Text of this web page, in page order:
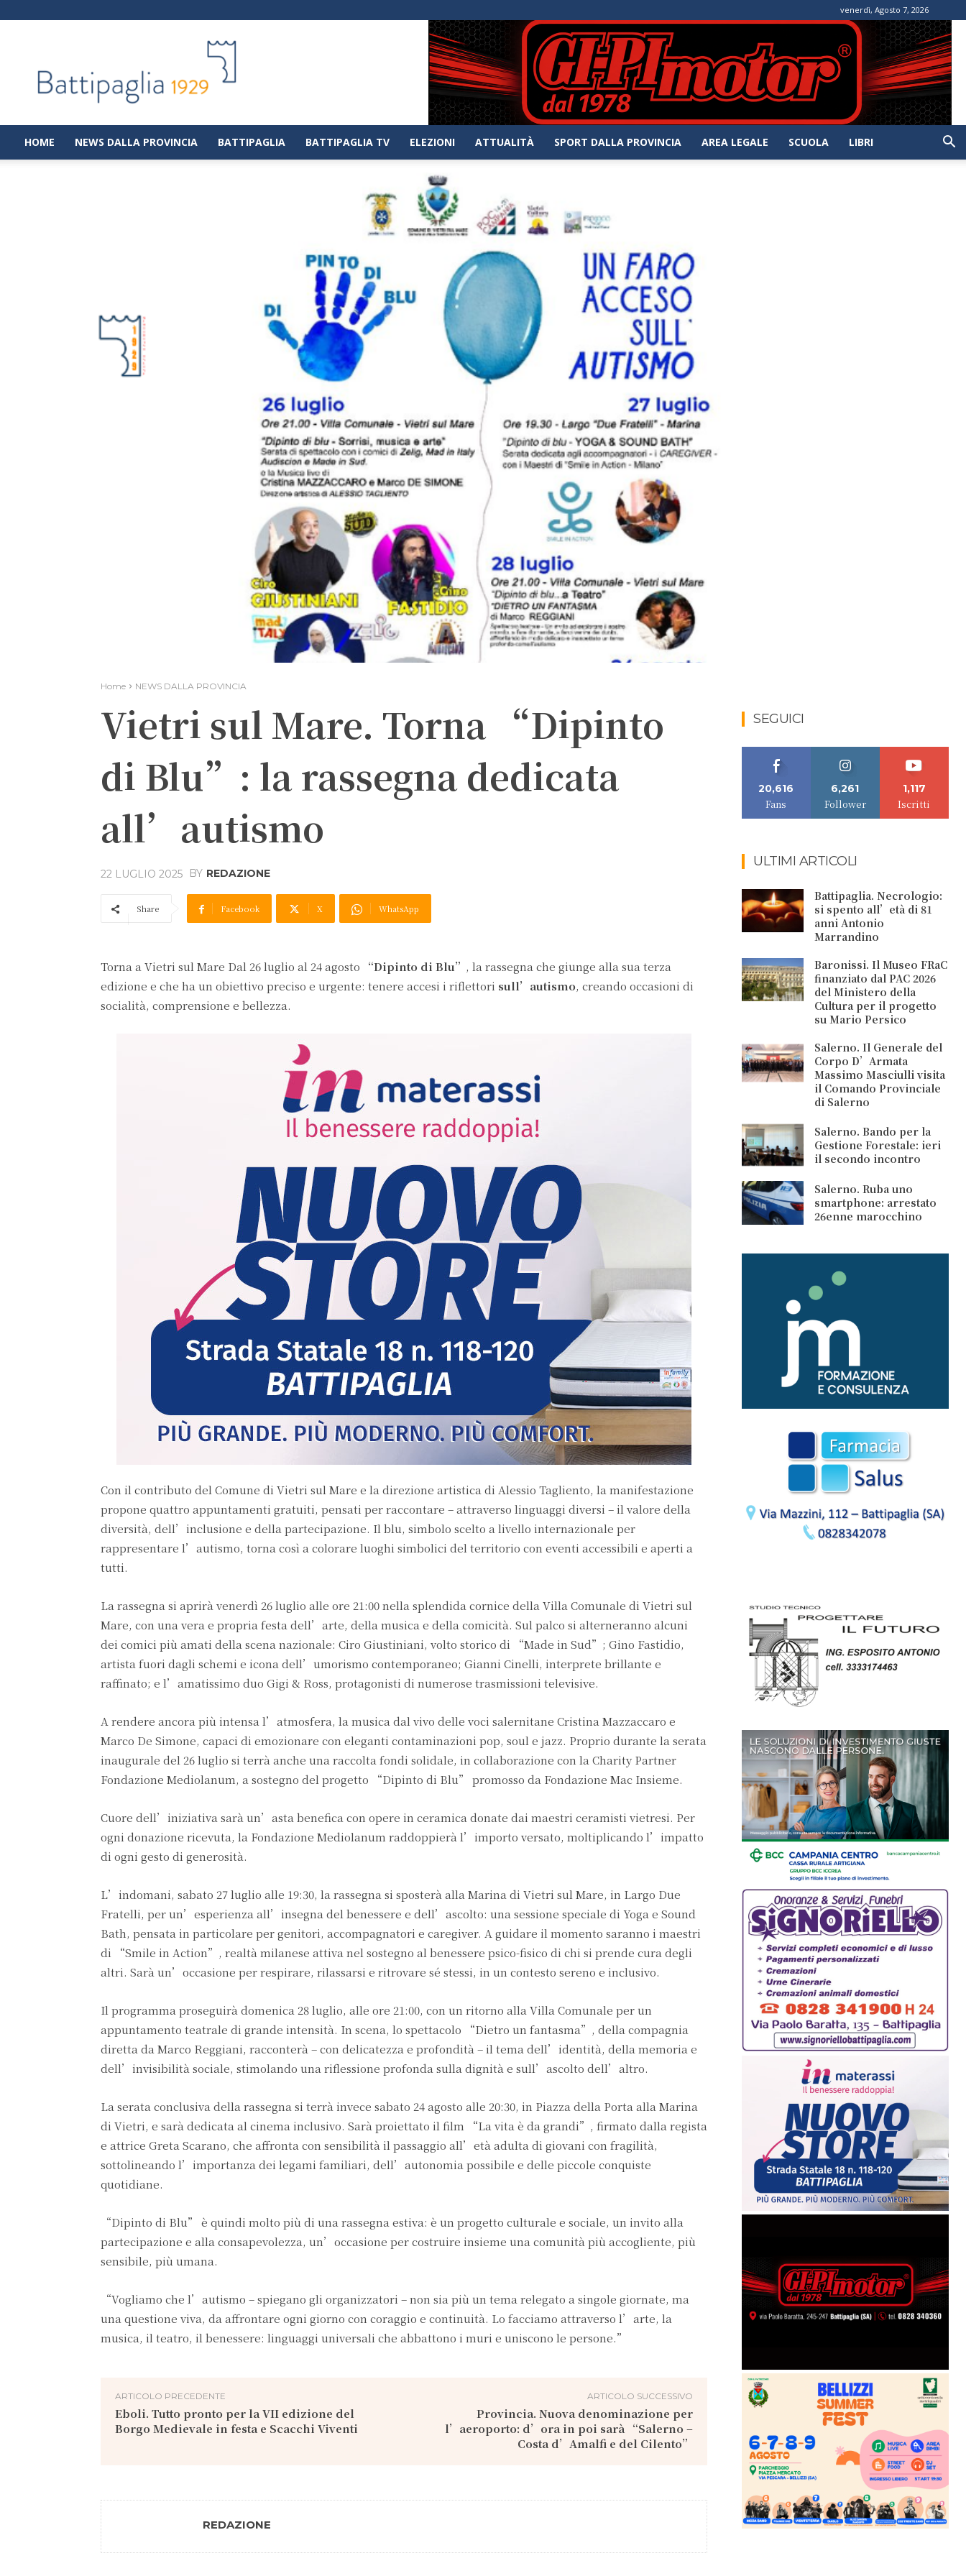
venerdì, Agosto 7, 2026
|
Notizie
dalla
città
di
HOME NEWS DALLA PROVINCIA BATTIPAGLIA BATTIPAGLIA TV ELEZIONI ATTUALITÀ SPORT DALLA PROVINCIA AREA LEGALE SCUOLA LIBRI
Home NEWS DALLA PROVINCIA
Vietri sul Mare. Torna “Dipinto
di Blu”: la rassegna dedicata
all’autismo
22 LUGLIO 2025 BY REDAZIONE
Share Facebook X WhatsApp
Torna a Vietri sul Mare Dal 26 luglio al 24 agosto “Dipinto di Blu” , la rassegna che giunge alla sua terza
edizione e che ha un obiettivo preciso e urgente: tenere accesi i riflettori sull’autismo, creando occasioni di
socialità, comprensione e bellezza.
Con il contributo del Comune di Vietri sul Mare e la direzione artistica di Alessio Tagliento, la manifestazione
propone quattro appuntamenti gratuiti, pensati per raccontare – attraverso linguaggi diversi – il valore della
diversità, dell’inclusione e della partecipazione. Il blu, simbolo scelto a livello internazionale per
rappresentare l’autismo, torna così a colorare luoghi simbolici del territorio con eventi accessibili e aperti a
tutti.
La rassegna si aprirà venerdì 26 luglio alle ore 21:00 nella splendida cornice della Villa Comunale di Vietri sul
Mare, con una vera e propria festa dell’arte, della musica e della comicità. Sul palco si alterneranno alcuni
dei comici più amati della scena nazionale: Ciro Giustiniani, volto storico di “Made in Sud”; Gino Fastidio,
artista fuori dagli schemi e icona dell’umorismo contemporaneo; Gianni Cinelli, interprete brillante e
raffinato; e l’amatissimo duo Gigi & Ross, protagonisti di numerose trasmissioni televisive.
A rendere ancora più intensa l’atmosfera, la musica dal vivo delle voci salernitane Cristina Mazzaccaro e
Marco De Simone, capaci di emozionare con eleganti contaminazioni pop, soul e jazz. Proprio durante la serata
inaugurale del 26 luglio si terrà anche una raccolta fondi solidale, in collaborazione con la Charity Partner
Fondazione Mediolanum, a sostegno del progetto “Dipinto di Blu” promosso da Fondazione Mac Insieme.
Cuore dell’iniziativa sarà un’asta benefica con opere in ceramica donate dai maestri ceramisti vietresi. Per
ogni donazione ricevuta, la Fondazione Mediolanum raddoppierà l’importo versato, moltiplicando l’impatto
di ogni gesto di generosità.
L’indomani, sabato 27 luglio alle 19:30, la rassegna si sposterà alla Marina di Vietri sul Mare, in Largo Due
Fratelli, per un’esperienza all’insegna del benessere e dell’ascolto: una sessione speciale di Yoga e Sound
Bath, pensata in particolare per genitori, accompagnatori e caregiver. A guidare il momento saranno i maestri
di “Smile in Action”, realtà milanese attiva nel sostegno al benessere psico-fisico di chi si prende cura degli
altri. Sarà un’occasione per respirare, rilassarsi e ritrovare sé stessi, in un contesto sereno e inclusivo.
Il programma proseguirà domenica 28 luglio, alle ore 21:00, con un ritorno alla Villa Comunale per un
appuntamento teatrale di grande intensità. In scena, lo spettacolo “Dietro un fantasma”, della compagnia
diretta da Marco Reggiani, racconterà – con delicatezza e profondità – il tema dell’identità, della memoria e
dell’invisibilità sociale, stimolando una riflessione profonda sulla dignità e sull’ascolto dell’altro.
La serata conclusiva della rassegna si terrà invece sabato 24 agosto alle 20:30, in Piazza della Porta alla Marina
di Vietri, e sarà dedicata al cinema inclusivo. Sarà proiettato il film “La vita è da grandi”, firmato dalla regista
e attrice Greta Scarano, che affronta con sensibilità il passaggio all’età adulta di giovani con fragilità,
sottolineando l’importanza dei legami familiari, dell’autonomia possibile e delle piccole conquiste
quotidiane.
“Dipinto di Blu” è quindi molto più di una rassegna estiva: è un progetto culturale e sociale, un invito alla
partecipazione e alla consapevolezza, un’occasione per costruire insieme una comunità più accogliente, più
sensibile, più umana.
“Vogliamo che l’autismo – spiegano gli organizzatori – non sia più un tema relegato a singole giornate, ma
una questione viva, da affrontare ogni giorno con coraggio e continuità. Lo facciamo attraverso l’arte, la
musica, il teatro, il benessere: linguaggi universali che abbattono i muri e uniscono le persone.”
ARTICOLO PRECEDENTE
Eboli. Tutto pronto per la VII edizione del
Borgo Medievale in festa e Scacchi Viventi
ARTICOLO SUCCESSIVO
Provincia. Nuova denominazione per
l’aeroporto: d’ora in poi sarà “Salerno –
Costa d’Amalfi e del Cilento”
REDAZIONE
SEGUICI
20,616
Fans
6,261
Follower
1,117
Iscritti
ULTIMI ARTICOLI
Battipaglia. Necrologio:
si spento all’età di 81
anni Antonio
Marrandino
Baronissi. Il Museo FRaC
finanziato dal PAC 2026
del Ministero della
Cultura per il progetto
su Mario Persico
Salerno. Il Generale del
Corpo D’Armata
Massimo Masciulli visita
il Comando Provinciale
di Salerno
Salerno. Bando per la
Gestione Forestale: ieri
il secondo incontro
Salerno. Ruba uno
smartphone: arrestato
26enne marocchino